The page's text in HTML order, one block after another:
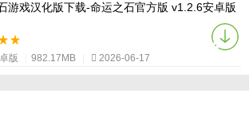
游戏汉化版下载-命运之石官方版 v1.2.6安卓版
版 982.17MB 2026-06-17